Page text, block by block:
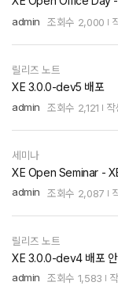
admin 조회수 2,000
릴리즈 노트
XE 3.0.0-dev5 배포
admin 조회수 2,121 작
세미나
XE Open Seminar -
admin 조회수 2,087
릴리즈 노트
XE 3.0.0-dev4 배포
admin 조회수 1,583